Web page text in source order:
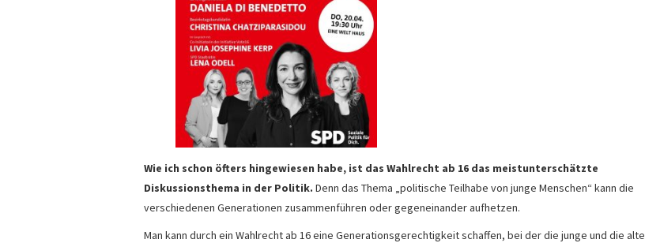
Wie ich schon öfters hingewiesen habe, ist das Wahlrecht ab 16 das meistunterschätzte
Diskussionsthema in der Politik. Denn das Thema „politische Teilhabe von junge Menschen“ kann die
verschiedenen Generationen zusammenführen oder gegeneinander aufhetzen.
Man kann durch ein Wahlrecht ab 16 eine Generationsgerechtigkeit schaffen, bei der die junge und die alte